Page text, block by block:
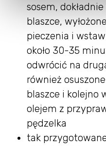
sosem,
blaszce,
pieczenia i
około 30-35
odwrócić na
również
blaszce i kolejno
olejem z
pędzelka
tak